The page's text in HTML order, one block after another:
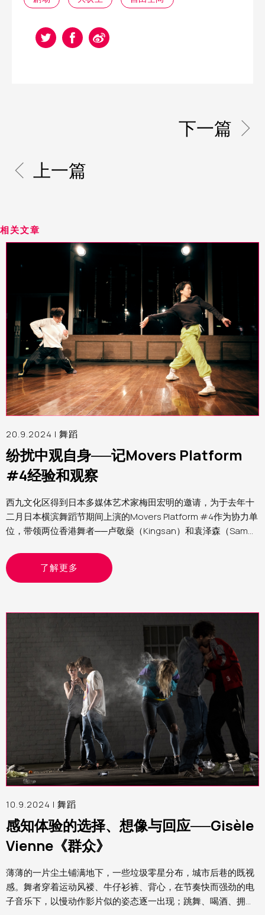
上一篇
下一篇
相关文章
20.9.2024 | 舞蹈
纷扰中观自身──记Movers Platform
#4经验和观察
西九文化区得到日本多媒体艺术家梅田宏明的邀请，为于去年十
二月日本横滨舞蹈节期间上演的Movers Platform #4作为协力单
位，带领两位香港舞者──卢敬燊（Kingsan）和袁泽森（Sam）
制作人（舞蹈）Yvonne，分享这个计划的经验和观察
了解更多
10.9.2024 | 舞蹈
感知体验的选择、想像与回应──Gisèle
Vienne《群众》
薄薄的一片尘土铺满地下，一些垃圾零星分布，城市后巷的既视
感。舞者穿着运动风褛、牛仔衫裤、背心，在节奏快而强劲的电
子音乐下，以慢动作影片似的姿态逐一出现；跳舞、喝酒、拥